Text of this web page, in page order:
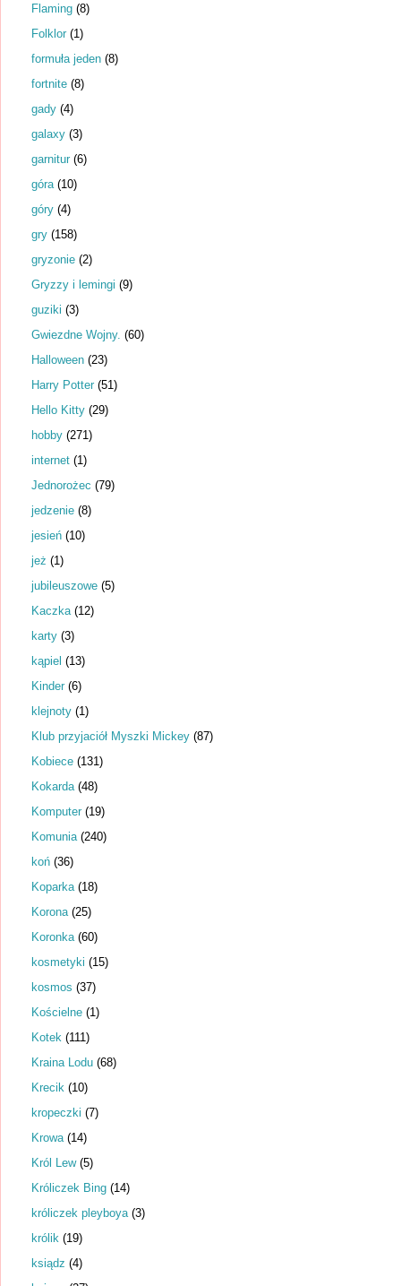
Flaming (8)
Folklor (1)
formuła jeden (8)
fortnite (8)
gady (4)
galaxy (3)
garnitur (6)
góra (10)
góry (4)
gry (158)
gryzonie (2)
Gryzzy i lemingi (9)
guziki (3)
Gwiezdne Wojny. (60)
Halloween (23)
Harry Potter (51)
Hello Kitty (29)
hobby (271)
internet (1)
Jednorożec (79)
jedzenie (8)
jesień (10)
jeż (1)
jubileuszowe (5)
Kaczka (12)
karty (3)
kąpiel (13)
Kinder (6)
klejnoty (1)
Klub przyjaciół Myszki Mickey (87)
Kobiece (131)
Kokarda (48)
Komputer (19)
Komunia (240)
koń (36)
Koparka (18)
Korona (25)
Koronka (60)
kosmetyki (15)
kosmos (37)
Kościelne (1)
Kotek (111)
Kraina Lodu (68)
Krecik (10)
kropeczki (7)
Krowa (14)
Król Lew (5)
Króliczek Bing (14)
króliczek pleyboya (3)
królik (19)
ksiądz (4)